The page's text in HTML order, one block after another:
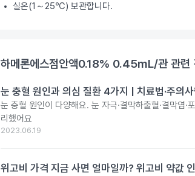
실온(1～25℃) 보관합니다.
하메론에스점안액0.18% 0.45mL/관관련
눈 충혈 원인과 의심 질환 4가지 | 치료법·주의사
눈 충혈 원인이 다양해요. 눈 자극·결막하출혈·결막염
리했어요
2023.06.19
위고비 가격 지금 사면 얼마일까? 위고비 약값